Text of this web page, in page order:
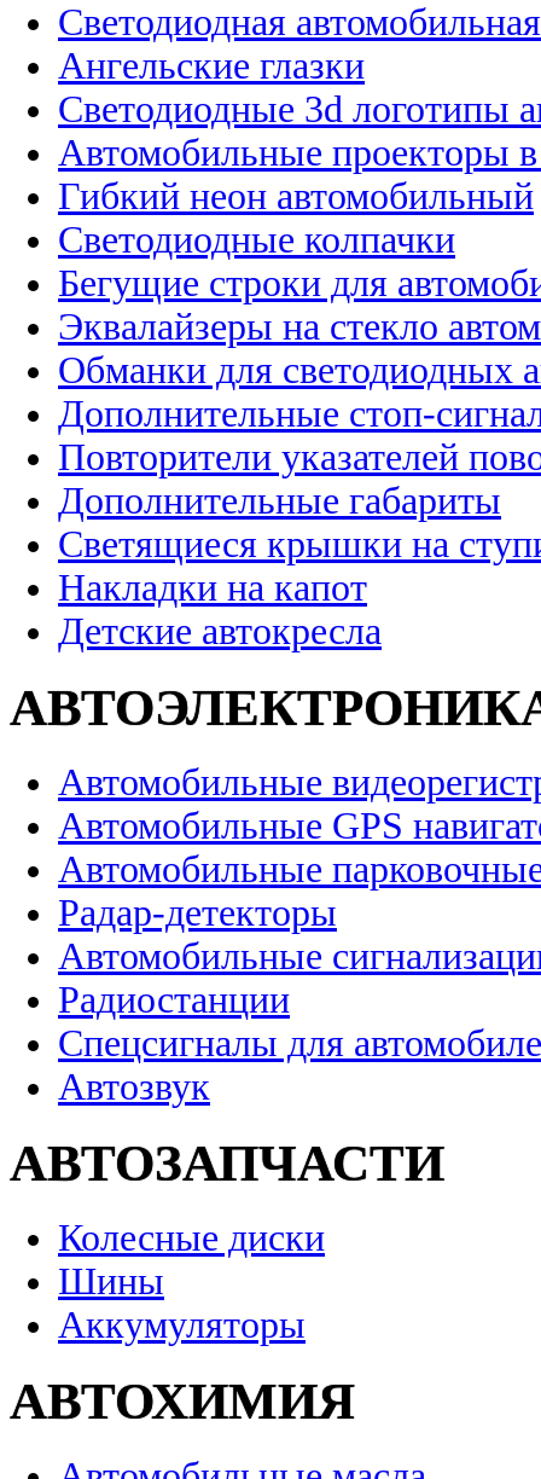
Светодиодная
Ангельские глазки
Светодиодные 3d логотипы
Автомобильные проекторы
Гибкий неон автомобильный
Светодиодные колпачки
Бегущие строки для
Эквалайзеры на стекло
Обманки для светодиодных
Дополнительные стоп-
Повторители указателей
Дополнительные габариты
Светящиеся крышки на
Накладки на капот
Детские автокресла
Автомобильные
Автомобильные GPS
Автомобильные
Радар-детекторы
Автомобильные
Радиостанции
Спецсигналы для
Автозвук
АВТОЗАПЧАСТИ
Колесные диски
Шины
Аккумуляторы
АВТОХИМИЯ